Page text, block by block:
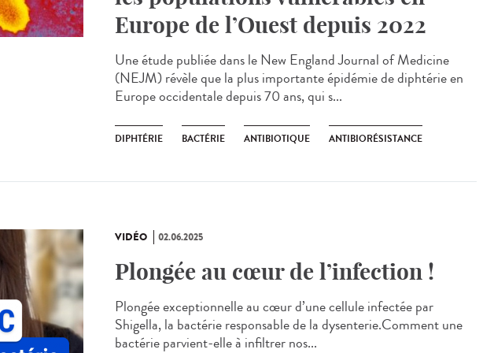
Europe de l’Ouest depuis 2022
Une étude publiée dans le New England Journal of Medicine
(NEJM) révèle que la plus importante épidémie de diphtérie en
Europe occidentale depuis 70 ans, qui s...
DIPHTÉRIE BACTÉRIE ANTIBIOTIQUE ANTIBIORÉSISTANCE
VIDÉO 02.06.2025
Plongée au cœur de l’infection !
Plongée exceptionnelle au cœur d’une cellule infectée par
Shigella, la bactérie responsable de la dysenterie.Comment une
bactérie parvient-elle à infiltrer nos...